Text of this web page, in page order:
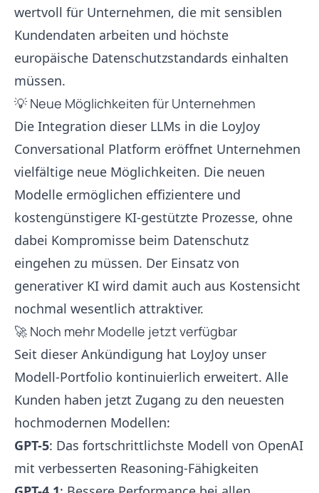
wertvoll für Unternehmen, die mit sensiblen
Kundendaten arbeiten und höchste
europäische Datenschutzstandards einhalten
müssen.
💡 Neue Möglichkeiten für Unternehmen
Die Integration dieser LLMs in die LoyJoy
Conversational Platform eröffnet Unternehmen
vielfältige neue Möglichkeiten. Die neuen
Modelle ermöglichen effizientere und
kostengünstigere KI-gestützte Prozesse, ohne
dabei Kompromisse beim Datenschutz
eingehen zu müssen. Der Einsatz von
generativer KI wird damit auch aus Kostensicht
nochmal wesentlich attraktiver.
🚀 Noch mehr Modelle jetzt verfügbar
Seit dieser Ankündigung hat LoyJoy unser
Modell-Portfolio kontinuierlich erweitert. Alle
Kunden haben jetzt Zugang zu den neuesten
hochmodernen Modellen:
GPT-5: Das fortschrittlichste Modell von OpenAI
mit verbesserten Reasoning-Fähigkeiten